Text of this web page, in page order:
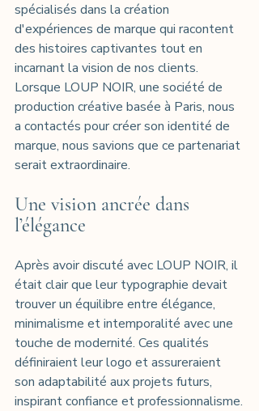
spécialisés dans la création
d'expériences de marque qui racontent
des histoires captivantes tout en
incarnant la vision de nos clients.
Lorsque LOUP NOIR, une société de
production créative basée à Paris, nous
a contactés pour créer son identité de
marque, nous savions que ce partenariat
serait extraordinaire.
Une vision ancrée dans
l’élégance
Après avoir discuté avec LOUP NOIR, il
était clair que leur typographie devait
trouver un équilibre entre élégance,
minimalisme et intemporalité avec une
touche de modernité. Ces qualités
définiraient leur logo et assureraient
son adaptabilité aux projets futurs,
inspirant confiance et professionnalisme.